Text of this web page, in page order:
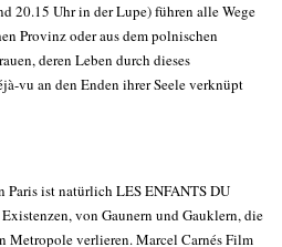
20.15 Uhr in der Lupe) führen alle Wege
Provinz oder aus dem polnischen
deren Leben durch dieses
vu an den Enden ihrer Seele verknüpt
Paris ist natürlich LES ENFANTS DU
von Gaunern und Gauklern, die
Metropole verlieren. Marcel Carnés Film